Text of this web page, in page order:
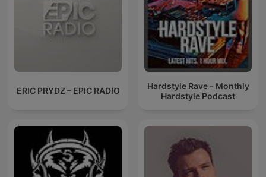
ERIC PRYDZ – EPIC RADIO
Hardstyle Rave - Monthly
Hardstyle Podcast